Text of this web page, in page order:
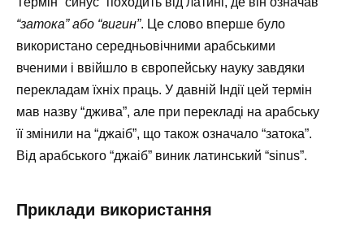
“затока” або “вигин”. Це слово вперше було
використано середньовічними арабськими
вченими і ввійшло в європейську науку завдяки
перекладам їхніх праць. У давній Індії цей термін
мав назву “джива”, але при перекладі на арабську
її змінили на “джаіб”, що також означало “затока”.
Від арабського “джаіб” виник латинський “sinus”.
Приклади використання